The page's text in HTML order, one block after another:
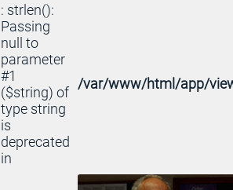
: strlen():
Passing
null to
parameter
#1
($string) of
type string
is
deprecated
in
/var/www/html/app/